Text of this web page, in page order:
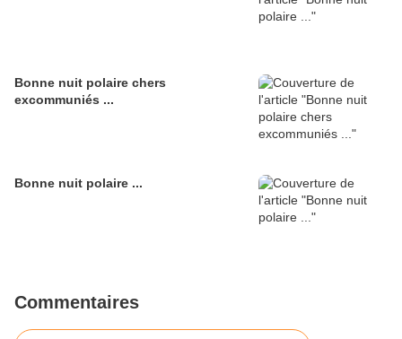
Bonne nuit polaire chers
excommuniés ...
Bonne nuit polaire ...
Commentaires